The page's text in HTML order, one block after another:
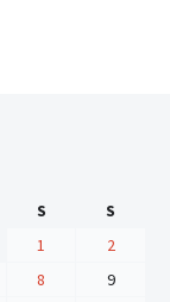
S
S
1
2
8
9